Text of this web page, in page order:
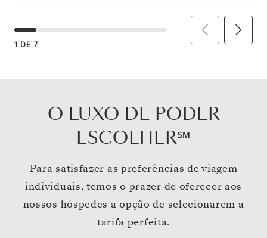
1 DE 7
O LUXO DE PODER
ESCOLHER℠
Para satisfazer as preferências de viagem
individuais, temos o prazer de oferecer aos
nossos hóspedes a opção de selecionarem a
tarifa perfeita.